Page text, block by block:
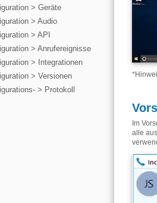
> Geräte
> Audio
> API
> Anrufereignisse
> Integrationen
> Versionen
> Protokoll
*
Im
alle